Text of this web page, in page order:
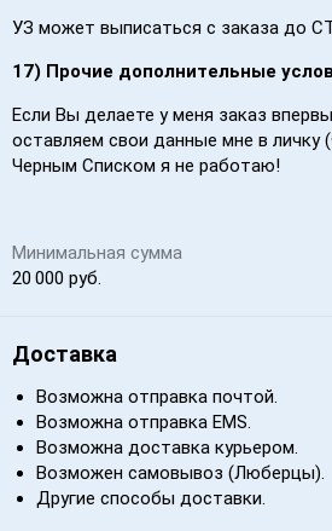
УЗ может выписаться с заказа до
17) Прочие дополнительные
Если Вы делаете у меня заказ
оставляем свои данные мне в
Черным Списком я не работаю!
Минимальная сумма
20 000 руб.
Доставка
Возможна отправка почтой.
Возможна отправка EMS.
Возможна доставка курьером.
Возможен самовывоз (Люберцы).
Другие способы доставки.